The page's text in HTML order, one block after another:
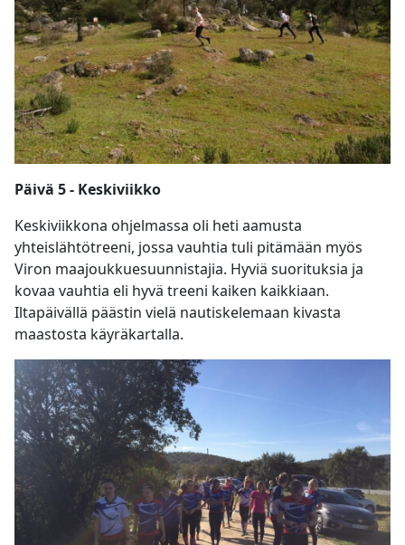
Päivä 5 - Keskiviikko
Keskiviikkona ohjelmassa oli heti aamusta
yhteislähtötreeni, jossa vauhtia tuli pitämään myös
Viron maajoukkuesuunnistajia. Hyviä suorituksia ja
kovaa vauhtia eli hyvä treeni kaiken kaikkiaan.
Iltapäivällä päästin vielä nautiskelemaan kivasta
maastosta käyräkartalla.